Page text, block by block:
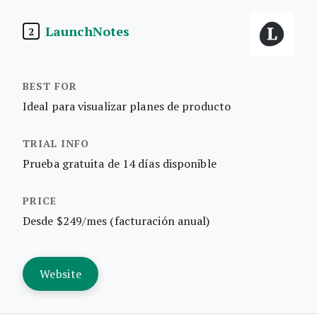
2 LaunchNotes
Ideal para visualizar planes de producto
Prueba gratuita de 14 días disponible
Desde $249/mes (facturación anual)
Website